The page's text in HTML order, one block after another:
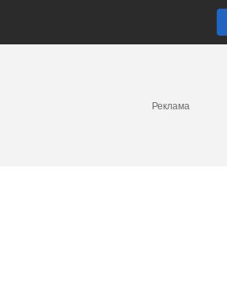
Реклама